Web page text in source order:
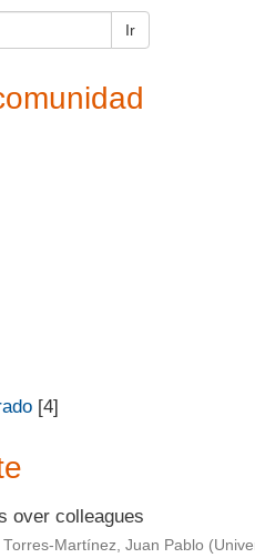
Ir
[4]
over colleagues
Torres-Martínez, Juan Pablo (